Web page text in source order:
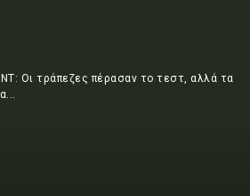
Οι τράπεζες πέρασαν το τεστ, αλλά τα